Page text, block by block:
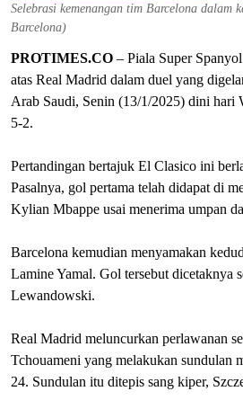
Selebrasi kemenangan tim Barcelona
Barcelona)
PROTIMES.CO– Piala Super
atas Real Madrid dalam duel yang
Arab Saudi, Senin (13/1/2025) dini hari
5-2.
Pertandingan bertajuk El Clasico ini
Pasalnya, gol pertama telah didapat di
Kylian Mbappe usai menerima umpan
Barcelona kemudian menyamakan
Lamine Yamal. Gol tersebut dicetaknya
Lewandowski.
Real Madrid meluncurkan perlawanan
Tchouameni yang melakukan sundulan
24. Sundulan itu ditepis sang kiper,